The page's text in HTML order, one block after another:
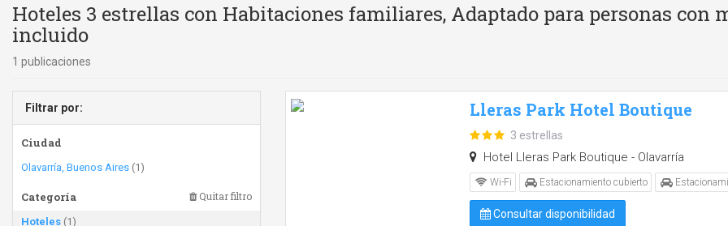
Hoteles 3 estrellas con Habitaciones familiares, Adaptado para personas con
incluido
1 publicaciones
Filtrar por:
Ciudad
Olavarría, Buenos Aires (1)
Categoría Quitar filtro
Hoteles (1)
Lleras Park Hotel Boutique
3 estrellas
Hotel Lleras Park Boutique - Olavarría
Wi-Fi Estacionamiento cubierto
Consultar disponibilidad